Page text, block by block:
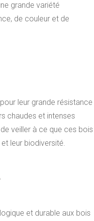
grande variété
de couleur et de
leur grande résistance
chaudes et intenses
veiller à ce que ces bois
leur biodiversité.
et durable aux bois